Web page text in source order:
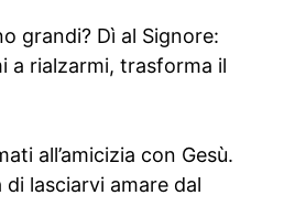
grandi? Dì al Signore:
a rialzarmi, trasforma il
all’amicizia con Gesù.
lasciarvi amare dal